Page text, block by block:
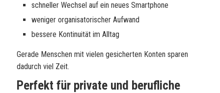
schneller Wechsel auf ein neues Smartphone
weniger organisatorischer Aufwand
bessere Kontinuität im Alltag
Gerade Menschen mit vielen gesicherten Konten sparen
dadurch viel Zeit.
Perfekt für private und berufliche